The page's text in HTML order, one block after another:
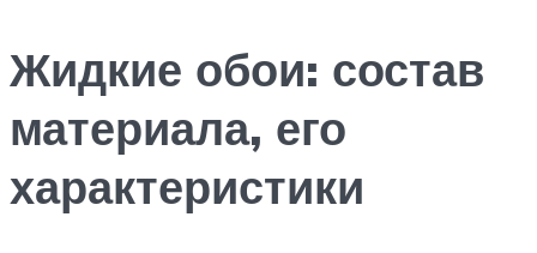
Жидкие обои: состав
материала, его
характеристики